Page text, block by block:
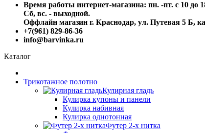
Время работы интернет-магазина: пн. -пт. с 10 до
Сб, вс. - выходной.
Оффлайн магазин г. Краснодар, ул. Путевая 5 Б,
+7(961) 829-86-36
info@barvinka.ru
Каталог
Трикотажное полотно
Кулирная гладь
Кулирка купоны и панели
Кулирка набивная
Кулирка однотонная
Футер 2-х нитка